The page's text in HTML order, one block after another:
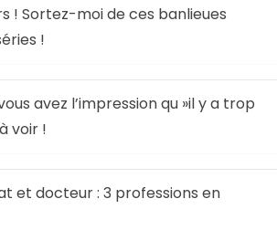
! Sortez-moi de ces banlieues
!
avez l’impression qu »il y a trop
voir !
et docteur : 3 professions en